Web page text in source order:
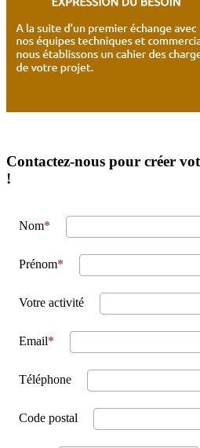
Contactez-nous pour créer
!
Nom
Prénom
Votre activité
Email
Téléphone
Code postal